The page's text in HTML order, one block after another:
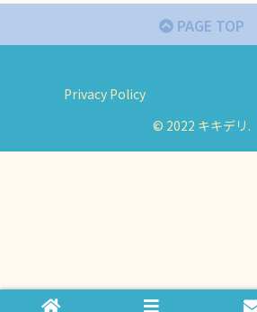
PAGE TOP
Privacy Policy
© 2022 キキデリ.